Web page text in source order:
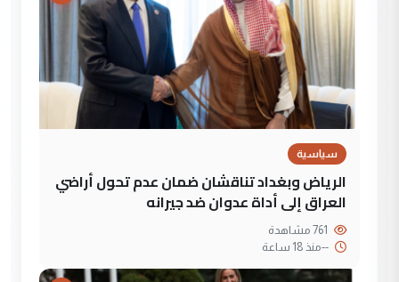
سياسية
الرياض وبغداد تناقشان ضمان عدم تحول أراضي
العراق إلى أداة عدوان ضد جيرانه
--منذ 18 ساعة